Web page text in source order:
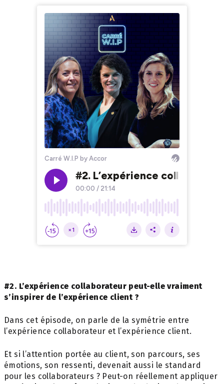
#2. L’expérience collaborateur peut-elle vraiment
s’inspirer de l’expérience client ?
Dans cet épisode, on parle de la symétrie entre
l’expérience collaborateur et l’expérience client.
Et si l’attention portée au client, son parcours, ses
émotions, son ressenti, devenait aussi le standard
pour les collaborateurs ? Peut-on réellement appliquer